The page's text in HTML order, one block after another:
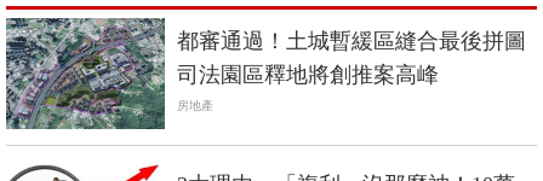
都審通過！土城暫緩區縫合最後拼圖
司法園區釋地將創推案高峰
房地產